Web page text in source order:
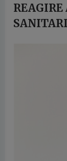
REAGIRE